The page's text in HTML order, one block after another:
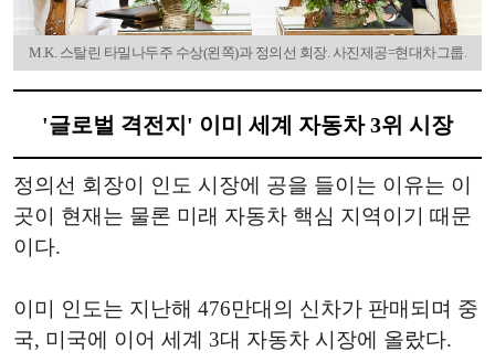
M.K. 스탈린 타밀나두주 수상(왼쪽)과 정의선 회장. 사진제공=현대차그룹.
'글로벌 격전지' 이미 세계 자동차 3위 시장
정의선 회장이 인도 시장에 공을 들이는 이유는 이
곳이 현재는 물론 미래 자동차 핵심 지역이기 때문
이다.
이미 인도는 지난해 476만대의 신차가 판매되며 중
국, 미국에 이어 세계 3대 자동차 시장에 올랐다.